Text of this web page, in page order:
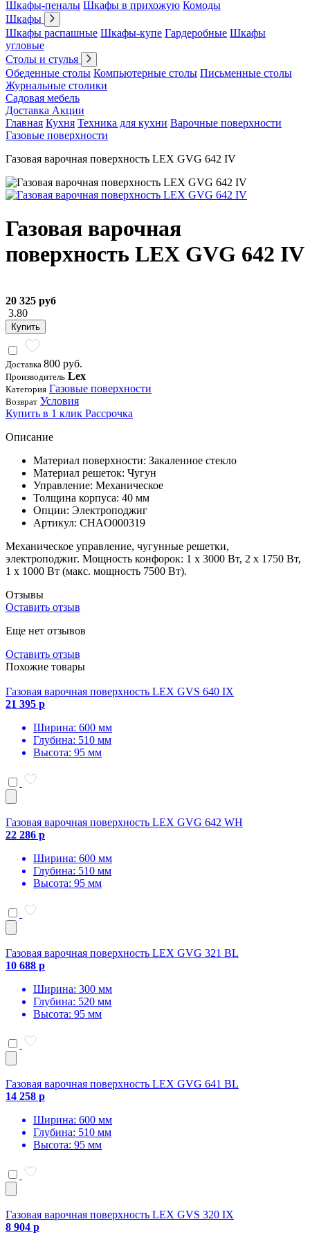
Шкафы-пеналы Шкафы в прихожую Комоды
Шкафы
Шкафы распашные Шкафы-купе Гардеробные Шкафы
угловые
Столы и стулья
Обеденные столы Компьютерные столы Письменные столы
Журнальные столики
Садовая мебель
Доставка Акции
Главная Кухня Техника для кухни Варочные поверхности
Газовые поверхности
Газовая варочная поверхность LEX GVG 642 IV
Газовая варочная
поверхность LEX GVG 642 IV
20 325 руб
3.80
Купить
Доставка 800 руб.
Производитель Lex
Категория Газовые поверхности
Возврат Условия
Купить в 1 клик Рассрочка
Описание
Материал поверхности: Закаленное стекло
Материал решеток: Чугун
Управление: Механическое
Толщина корпуса: 40 мм
Опции: Электроподжиг
Артикул: CHAO000319
Механическое управление, чугунные решетки,
электроподжиг. Мощность конфорок: 1 х 3000 Вт, 2 х 1750 Вт,
1 х 1000 Вт (макс. мощность 7500 Вт).
Отзывы
Оставить отзыв
Еще нет отзывов
Оставить отзыв
Похожие товары
Газовая варочная поверхность LEX GVS 640 IX
21 395 р
Ширина: 600 мм
Глубина: 510 мм
Высота: 95 мм
Газовая варочная поверхность LEX GVG 642 WH
22 286 р
Ширина: 600 мм
Глубина: 510 мм
Высота: 95 мм
Газовая варочная поверхность LEX GVG 321 BL
10 688 р
Ширина: 300 мм
Глубина: 520 мм
Высота: 95 мм
Газовая варочная поверхность LEX GVG 641 BL
14 258 р
Ширина: 600 мм
Глубина: 510 мм
Высота: 95 мм
Газовая варочная поверхность LEX GVS 320 IX
8 904 р